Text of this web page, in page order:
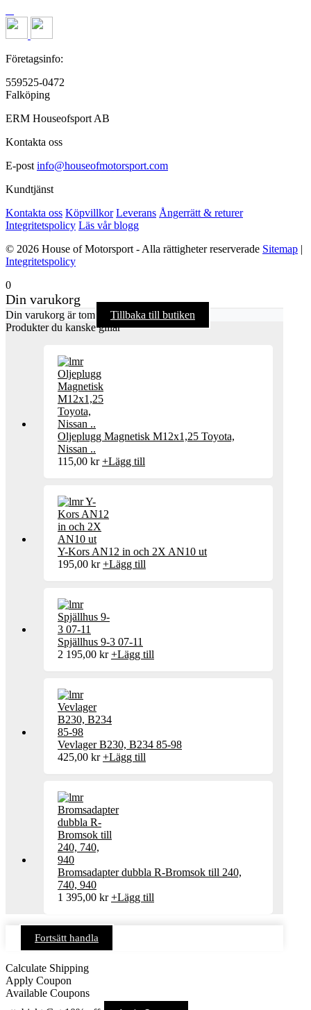
Företagsinfo:
559525-0472
Falköping
ERM Houseofsport AB
Kontakta oss
E-post info@houseofmotorsport.com
Kundtjänst
Kontakta oss Köpvillkor Leverans Ångerrätt & returer
Integritetspolicy Läs vår blogg
© 2026 House of Motorsport - Alla rättigheter reserverade Sitemap |
Integritetspolicy
0
Din varukorg
Din varukorg är tom
Tillbaka till butiken
Produkter du kanske gillar
Oljeplugg Magnetisk M12x1,25 Toyota,
Nissan ..
115,00 kr +Lägg till
Y-Kors AN12 in och 2X AN10 ut
195,00 kr +Lägg till
Spjällhus 9-3 07-11
2 195,00 kr +Lägg till
Vevlager B230, B234 85-98
425,00 kr +Lägg till
Bromsadapter dubbla R-Bromsok till 240,
740, 940
1 395,00 kr +Lägg till
Fortsätt handla
Calculate Shipping
Apply Coupon
Available Coupons